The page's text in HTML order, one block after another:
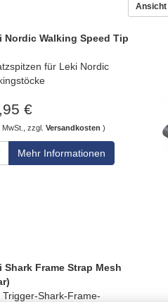
Ansicht
Nordic Walking Speed Tip
für Leki Nordic
€
MwSt., zzgl.Versandkosten )
Mehr Informationen
Shark Frame Strap Mesh
Trigger-Shark-Frame-